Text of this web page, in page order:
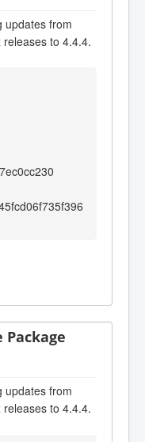
updates from
to 4.4.4.
Package
updates from
to 4.4.4.